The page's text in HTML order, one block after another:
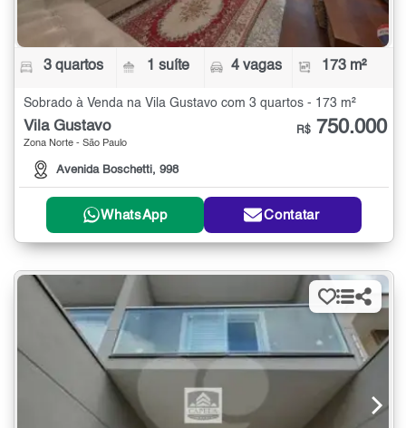
3 quartos 1 suíte 4 vagas 173 m²
Sobrado à Venda na Vila Gustavo com 3 quartos - 173 m²
Vila Gustavo
Zona Norte - São Paulo
Avenida Boschetti, 998
R$ 750.000
WhatsApp Contatar